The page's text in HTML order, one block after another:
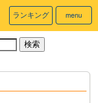
ランキング